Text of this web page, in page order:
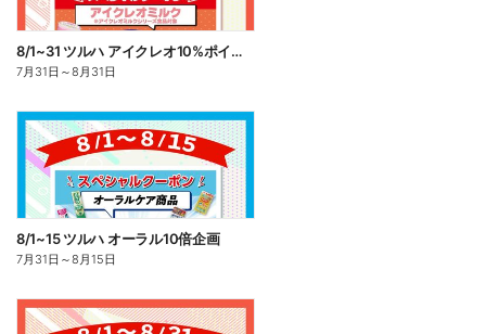
8/1~31 ツルハ アイクレオ10%ポイント還元
7月31日 ～8月31日
8/1~15 ツルハ オーラル10倍企画
7月31日 ～8月15日